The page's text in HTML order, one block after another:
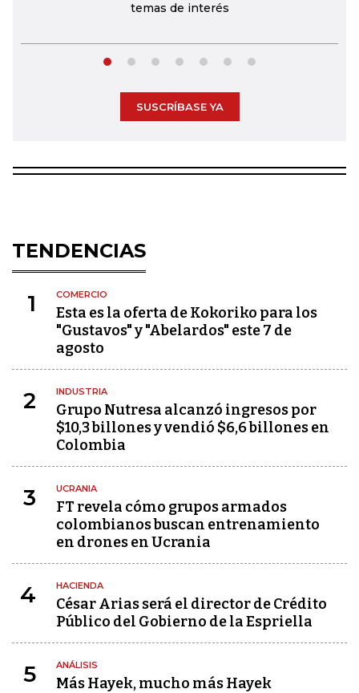
temas de interés
SUSCRÍBASE YA
TENDENCIAS
1 COMERCIO
Esta es la oferta de Kokoriko para los
"Gustavos" y "Abelardos" este 7 de
agosto
2 INDUSTRIA
Grupo Nutresa alcanzó ingresos por
$10,3 billones y vendió $6,6 billones en
Colombia
3 UCRANIA
FT revela cómo grupos armados
colombianos buscan entrenamiento
en drones en Ucrania
4 HACIENDA
César Arias será el director de Crédito
Público del Gobierno de la Espriella
5 ANÁLISIS
Más Hayek, mucho más Hayek